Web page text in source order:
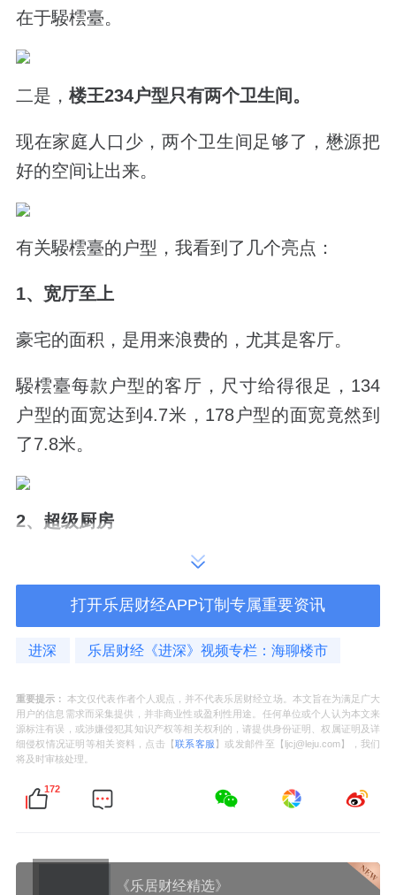
在于騴橒臺。
二是， 楼王234户型只有两个卫生间。
现在家庭人口少，两个卫生间足够了，懋源把
好的空间让出来。
有关騴橒臺的户型，我看到了几个亮点：
1、宽厅至上
豪宅的面积，是用来浪费的，尤其是客厅。
騴橒臺每款户型的客厅，尺寸给得很足，134
户型的面宽达到4.7米，178户型的面宽竟然到
了7.8米。
2、超级厨房
最懂生活的圈层——这是懋源对于豪宅客群的
它主张，与家人一起烹饪美食，共享人间烟
134户型厨房达到11平米；234户型厨房面宽达
到6.4米，面积近20平米。
騴橒臺的赠送手法有四种：
打开乐居财经APP订制专属重要资讯
进深 乐居财经《进深》视频专栏：海聊楼市
重要提示： 本文仅代表作者个人观点，并不代表乐居财经立场。本文旨在为满足广大
用户的信息需求而采集提供，并非商业性或盈利性用途。任何单位或个人认为本文来
源标注有误，或涉嫌侵犯其知识产权等相关权利的，请提供身份证明、权属证明及详
细侵权情况证明等相关资料，点击【联系客服 】或发邮件至【ljcj@leju.com】，我们
将及时审核处理。
172
《乐居财经精选》